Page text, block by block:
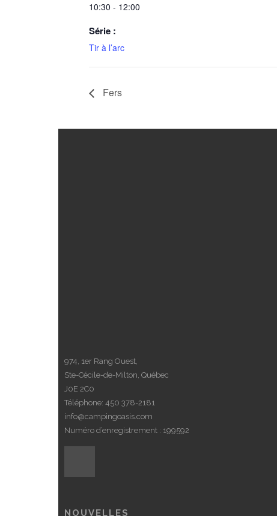
10:30 - 12:00
Série :
Tir à l’arc
Fers
974, 1er Rang Ouest,
Ste-Cécile-de-Milton, Québec
J0E 2C0
Téléphone: 450 378-2181
info@campingoasis.com
Numéro d’enregistrement : 199592
NOUVELLES